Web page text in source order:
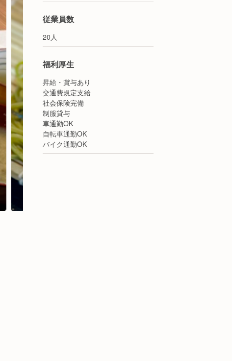
従業員数
20人
福利厚生
昇給・賞与あり
交通費規定支給
社会保険完備
制服貸与
車通勤OK
自転車通勤OK
バイク通勤OK